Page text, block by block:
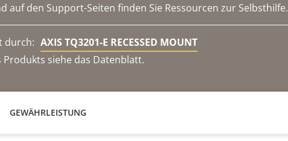
den Support-Seiten finden Sie Ressourcen zur Selbsthilfe.
durch: AXIS TQ3201-E RECESSED MOUNT
siehe das Datenblatt.
GEWÄHRLEISTUNG